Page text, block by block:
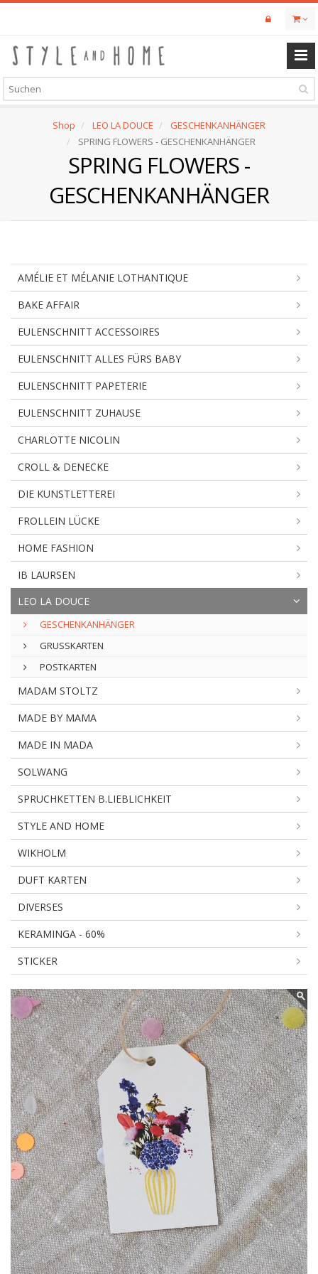
Skip
content
Shop LEO LA DOUCE
GESCHENKANHÄNGER
SPRING FLOWERS - GESCHENKANHÄNGER
SPRING FLOWERS -
GESCHENKANHÄNGER
AMÉLIE ET MÉLANIE LOTHANTIQUE
BAKE AFFAIR
EULENSCHNITT ACCESSOIRES
EULENSCHNITT ALLES FÜRS BABY
EULENSCHNITT PAPETERIE
EULENSCHNITT ZUHAUSE
CHARLOTTE NICOLIN
CROLL & DENECKE
DIE KUNSTLETTEREI
FROLLEIN LÜCKE
HOME FASHION
IB LAURSEN
LEO LA DOUCE
GESCHENKANHÄNGER
GRUSSKARTEN
POSTKARTEN
MADAM STOLTZ
MADE BY MAMA
MADE IN MADA
SOLWANG
SPRUCHKETTEN B.LIEBLICHKEIT
STYLE AND HOME
WIKHOLM
DUFT KARTEN
DIVERSES
KERAMINGA - 60%
STICKER